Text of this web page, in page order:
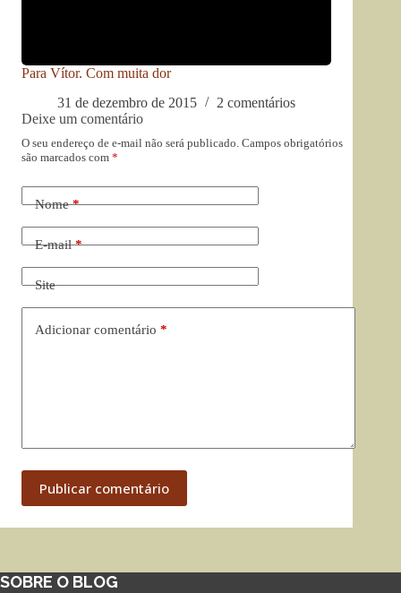
Para Vítor. Com muita dor
31 de dezembro de 2015
2 comentários
Deixe um comentário
O seu endereço de e-mail não será publicado. Campos obrigatórios
são marcados com *
Nome*
E-mail*
Site
Adicionar comentário *
Publicar comentário
SOBRE O BLOG